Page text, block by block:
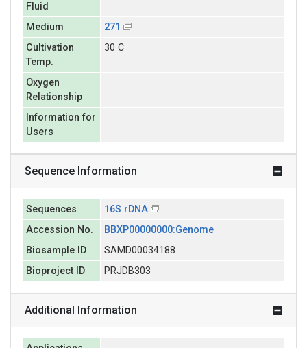
Fluid
Medium
271
Cultivation
Temp.
30 C
Oxygen
Relationship
Information for
Users
Sequence Information
Sequences
16S rDNA
Accession No.
BBXP00000000:Genome
Biosample ID
SAMD00034188
Bioproject ID
PRJDB303
Additional Information